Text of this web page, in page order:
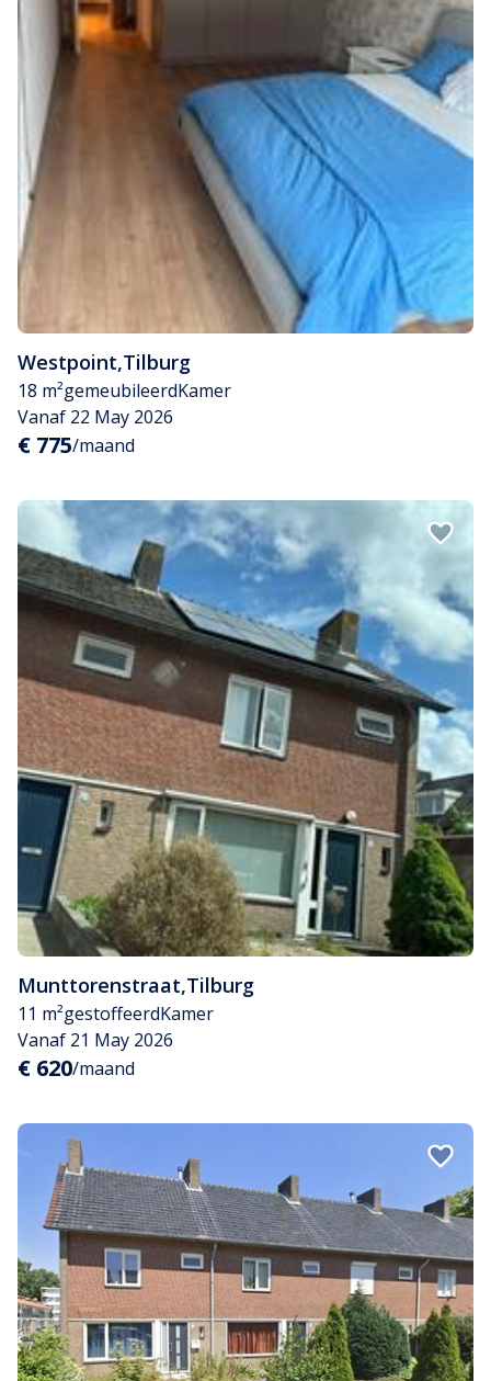
Westpoint,Tilburg
18 m²gemeubileerdKamer
Vanaf 22 May 2026
€ 775/maand
Munttorenstraat,Tilburg
11 m²gestoffeerdKamer
Vanaf 21 May 2026
€ 620/maand